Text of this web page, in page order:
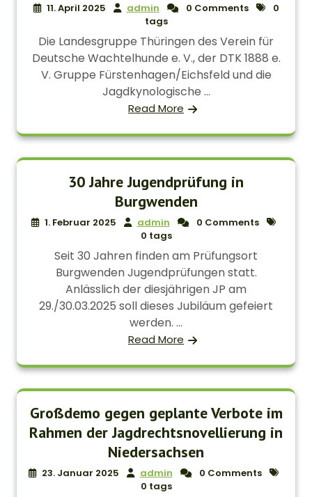
11. April 2025 admin 0 Comments
0
tags
Die Landesgruppe Thüringen des Verein für
Deutsche Wachtelhunde e. V., der DTK 1888 e.
V. Gruppe Fürstenhagen/Eichsfeld und die
Jagdkynologische ...
Read More
30 Jahre Jugendprüfung in
Burgwenden
1. Februar 2025 admin
0 Comments
0 tags
Seit 30 Jahren finden am Prüfungsort
Burgwenden Jugendprüfungen statt.
Anlässlich der diesjährigen JP am
29./30.03.2025 soll dieses Jubiläum gefeiert
werden. ...
Read More
Großdemo gegen geplante Verbote im
Rahmen der Jagdrechtsnovellierung in
Niedersachsen
23. Januar 2025 admin
0 Comments
0 tags